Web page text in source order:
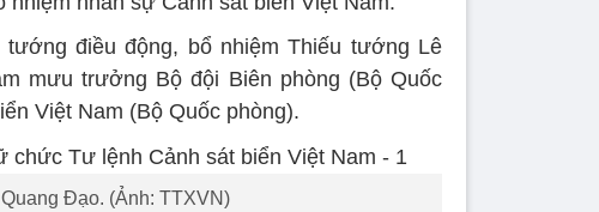
điều động, bổ nhiệm Thiếu tướng Lê
mưu trưởng Bộ đội Biên phòng (Bộ Quốc
Việt Nam (Bộ Quốc phòng).️
Đạo. (Ảnh: TTXVN)